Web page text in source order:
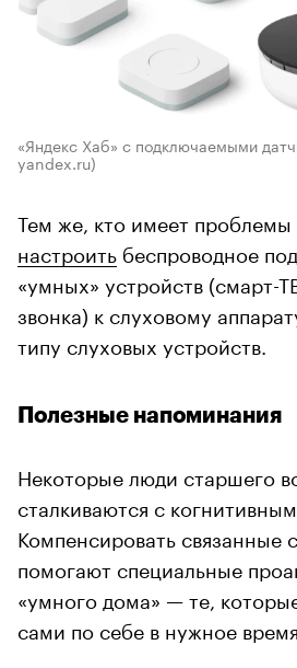
«Яндекс Хаб» с подключаемыми
yandex.ru)
Тем же, кто имеет проблемы
настроить беспроводное
«умных» устройств (смарт-
звонка) к слуховому
типу слуховых устройств.
Полезные напоминания
Некоторые люди старшего
сталкиваются с
Компенсировать связанные
помогают специальные
«умного дома» — те,
сами по себе в нужное время.